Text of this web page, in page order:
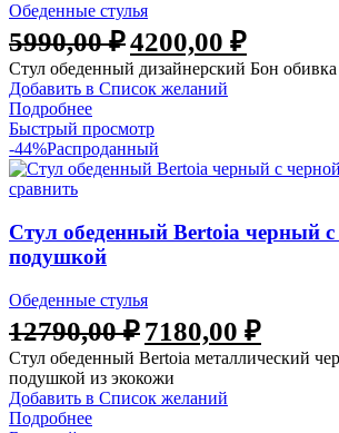
Обеденные стулья
5990,00₽4200,00 ₽
Стул обеденный дизайнерский Бон
Добавить в Список желаний
Подробнее
Быстрый просмотр
-44%Распроданный
сравнить
Стул обеденный Bertoia черный с
подушкой
Обеденные стулья
12790,00₽7180,00 ₽
Стул обеденный Bertoia металлический
подушкой из экокожи
Добавить в Список желаний
Подробнее